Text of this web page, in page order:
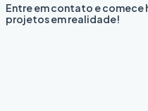
Entre em contato e comece
projetos em realidade!